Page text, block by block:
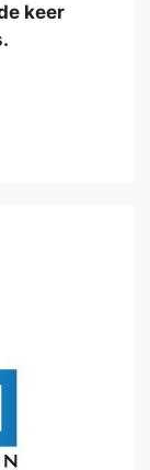
keer